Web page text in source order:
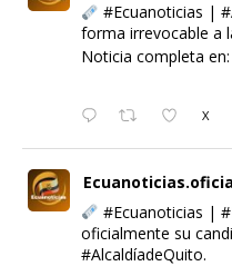
#Ecuanoticias |
forma irrevocable a
Noticia completa en:
X
#Ecuanoticias |
oficialmente su
#AlcaldíadeQuito.